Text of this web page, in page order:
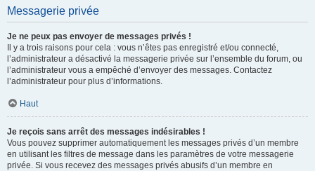
Messagerie privée
Je ne peux pas envoyer de messages privés !
Il y a trois raisons pour cela : vous n’êtes pas enregistré et/ou connecté,
l’administrateur a désactivé la messagerie privée sur l’ensemble du forum, ou
l’administrateur vous a empêché d’envoyer des messages. Contactez
l’administrateur pour plus d’informations.
Haut
Je reçois sans arrêt des messages indésirables !
Vous pouvez supprimer automatiquement les messages privés d’un membre
en utilisant les filtres de message dans les paramètres de votre messagerie
privée. Si vous recevez des messages privés abusifs d’un membre en